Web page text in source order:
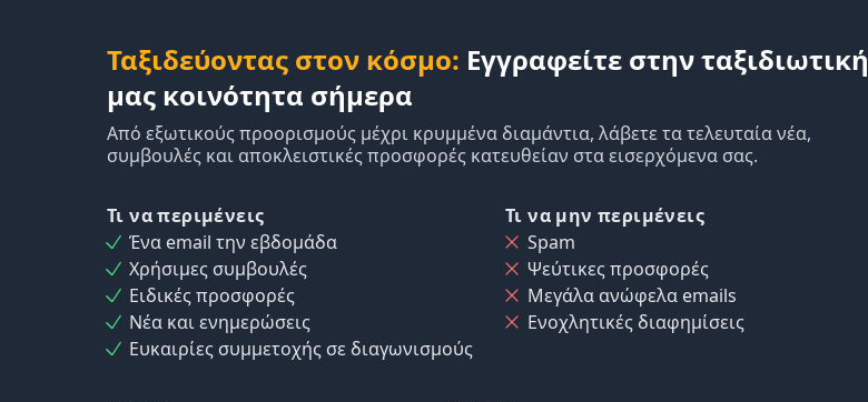
Ταξιδεύοντας στον κόσμο: Εγγραφείτε στην ταξιδιωτική
μας κοινότητα σήμερα
Από εξωτικούς προορισμούς μέχρι κρυμμένα διαμάντια, λάβετε τα τελευταία νέα,
συμβουλές και αποκλειστικές προσφορές κατευθείαν στα εισερχόμενα σας.
Τι να περιμένεις
Ένα email την εβδομάδα
Χρήσιμες συμβουλές
Ειδικές προσφορές
Νέα και ενημερώσεις
Ευκαιρίες συμμετοχής σε διαγωνισμούς
Τι να μην περιμένεις
Spam
Ψεύτικες προσφορές
Μεγάλα ανώφελα emails
Ενοχλητικές διαφημίσεις